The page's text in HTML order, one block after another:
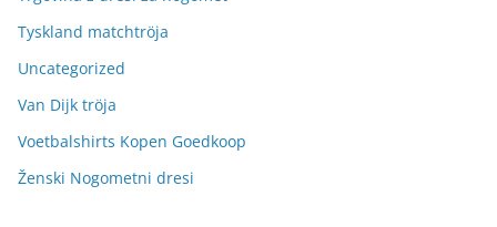
Tyskland matchtröja
Uncategorized
Van Dijk tröja
Voetbalshirts Kopen Goedkoop
Ženski Nogometni dresi